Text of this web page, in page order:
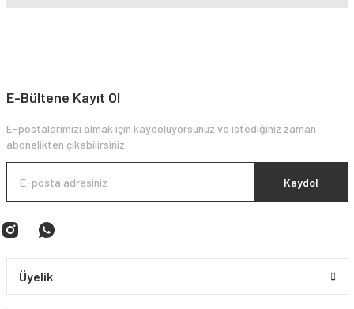
E-Bültene Kayıt Ol
E-postalarımızı almak için kaydoluyorsunuz ve istediğiniz zaman
abonelikten çıkabilirsiniz.
Kaydol
Üyelik